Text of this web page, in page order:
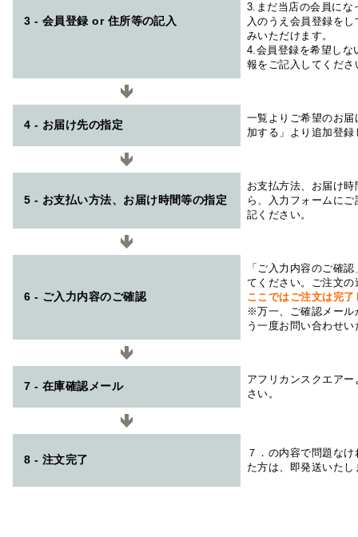
3 - 会員登録 or 住所等の記入
3.まだ当店の会員にな
入のうえ会員登録を
みいただけます。
4.会員登録を希望しな
報をご記入してくださ
4 - お届け先の指定
一覧よりご希望のお
加する」より追加登
5 - お支払い方法、お届け時間等の指定
お支払方法、お届け
ら、入力フォームに
記ください。
6 - ご入力内容のご確認
「ご入力内容のご確
てください。ご注文
ここではご注文は完
※万一、ご確認メール
う一度お問い合わせ
7 - 在庫確認メール
アフリカンスクエアー
さい。
8 - 注文完了
７．の内容で問題な
た方は、即発送いたし